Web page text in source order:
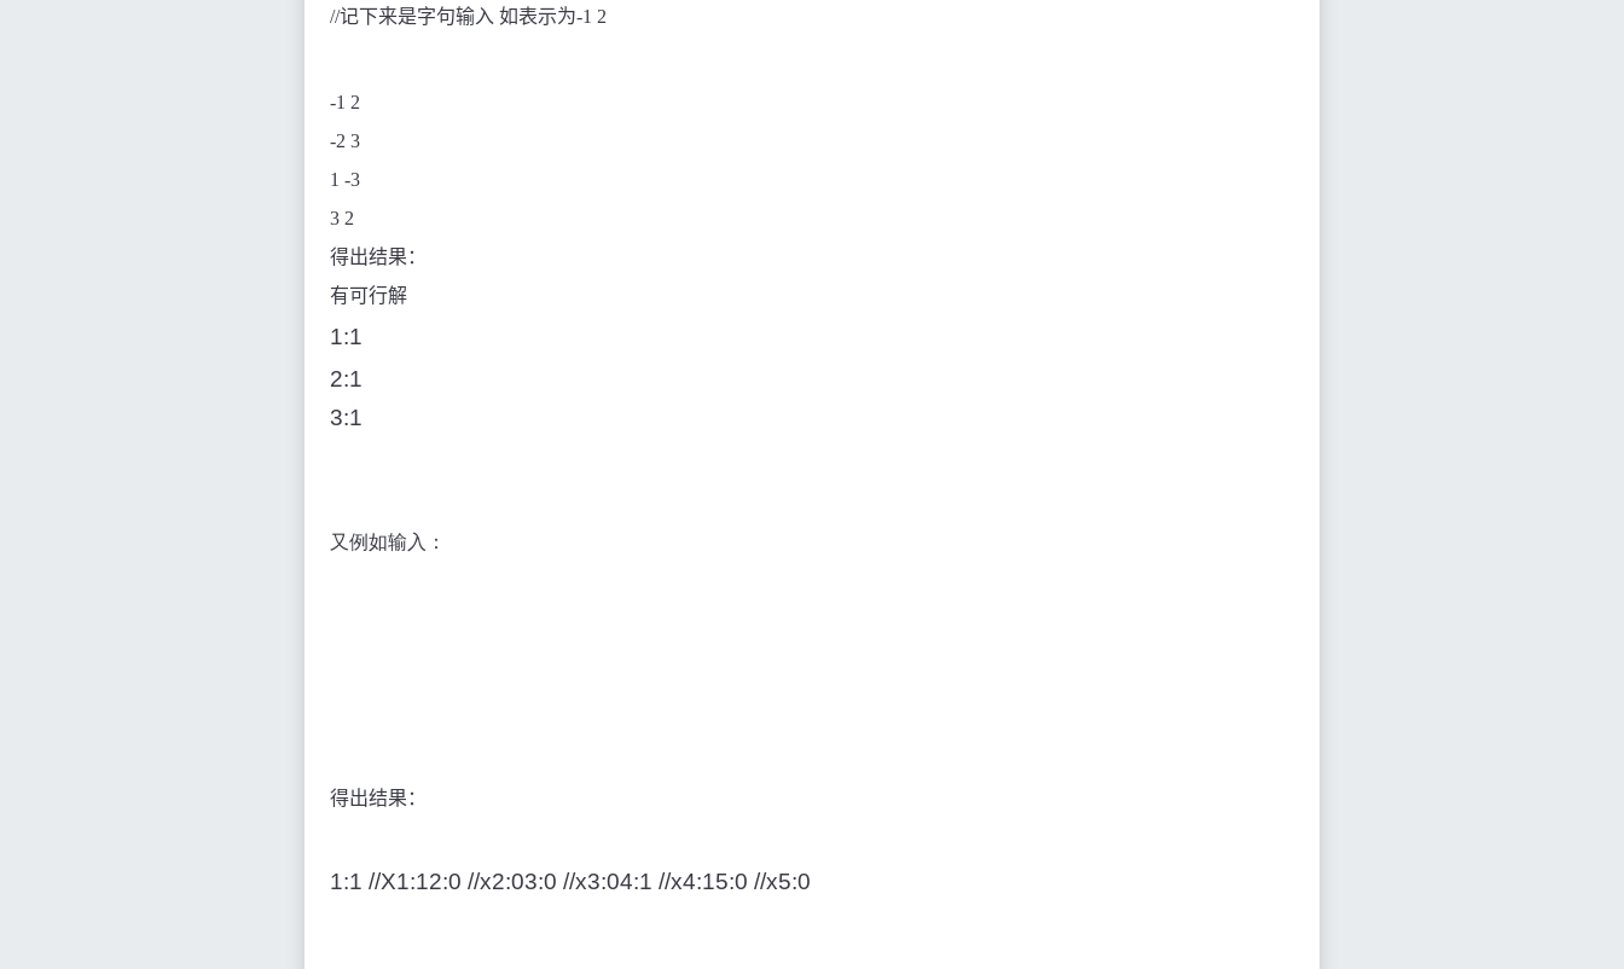
//记下来是字句输入 如表示为-1 2
-1 2
-2 3
1 -3
3 2
得出结果：
有可行解
1:1
2:1
3:1
又例如输入：
得出结果：
1:1 //X1:12:0 //x2:03:0 //x3:04:1 //x4:15:0 //x5:0